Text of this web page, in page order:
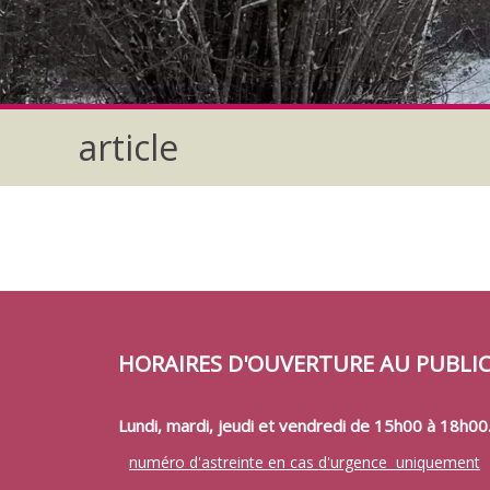
article
HORAIRES D'OUVERTURE AU PUBLIC
Lundi, mardi, jeudi et vendredi de 15h00 à 18h00.
numéro d'astreinte en cas d'urgence uniquement